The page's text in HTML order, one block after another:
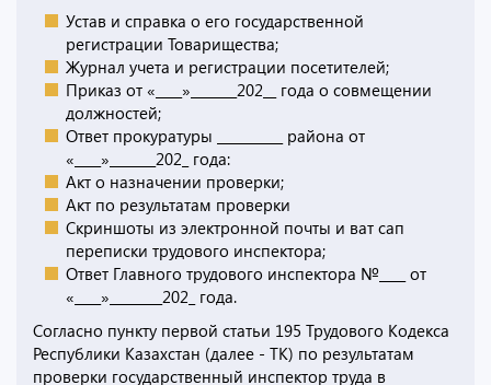
Устав и справка о его государственной
регистрации Товарищества;
Журнал учета и регистрации посетителей;
Приказ от «____»_______202__ года о совмещении
должностей;
Ответ прокуратуры __________ района от
«____»_______202_ года:
Акт о назначении проверки;
Акт по результатам проверки
Скриншоты из электронной почты и ват сап
переписки трудового инспектора;
Ответ Главного трудового инспектора №____ от
«____»________202_ года.
Согласно пункту первой статьи 195 Трудового Кодекса
Республики Казахстан (далее - ТК) по результатам
проверки государственный инспектор труда в